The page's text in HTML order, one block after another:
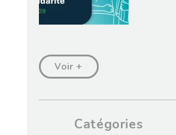
Voir +
Catégories